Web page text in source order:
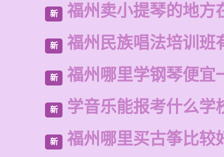
新 福州卖小提琴的地方
新 福州民族唱法培训班
新 福州哪里学钢琴便宜
新 学音乐能报考什么学
新 福州哪里买古筝比较